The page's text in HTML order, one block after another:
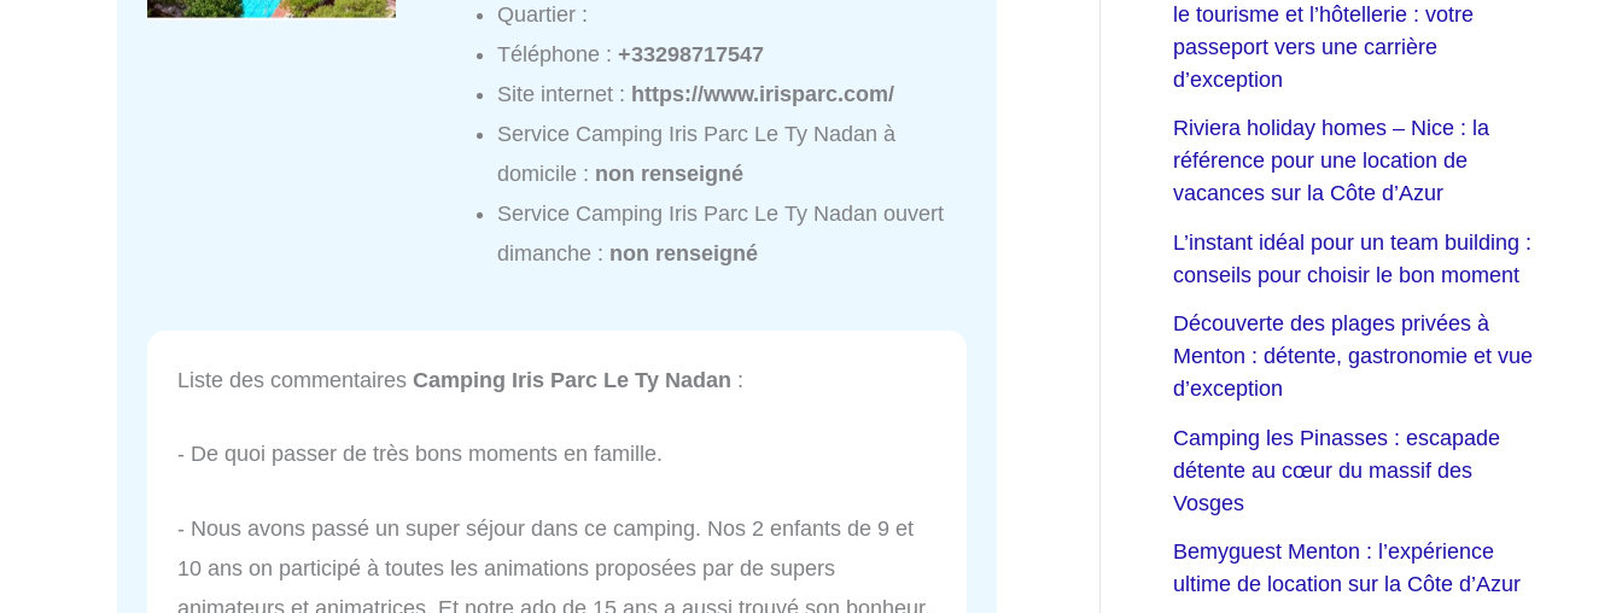
Quartier :
Téléphone :+33298717547
Site internet : https://www.irisparc.com/
Service Camping Iris Parc Le Ty Nadan à
domicile : non renseigné
Service Camping Iris Parc Le Ty Nadan ouvert
dimanche : non renseigné
Liste des commentaires Camping Iris Parc Le Ty Nadan :
- De quoi passer de très bons moments en famille.
- Nous avons passé un super séjour dans ce camping. Nos 2 enfants de 9 et
10 ans on participé à toutes les animations proposées par de supers
le tourisme et l’hôtellerie : votre
passeport vers une carrière
d’exception
Riviera holiday homes – Nice : la
référence pour une location de
vacances sur la Côte d’Azur
L’instant idéal pour un team building :
conseils pour choisir le bon moment
Découverte des plages privées à
Menton : détente, gastronomie et vue
d’exception
Camping les Pinasses : escapade
détente au cœur du massif des
Vosges
Bemyguest Menton : l’expérience
ultime de location sur la Côte d’Azur